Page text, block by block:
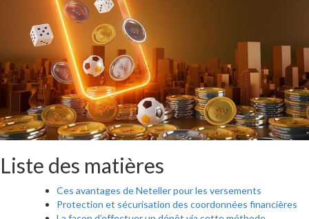
Liste des matières
Ces avantages de Neteller pour les versements
Protection et sécurisation des coordonnées financières